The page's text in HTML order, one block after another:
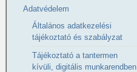
Adatvédelem
Általános adatkezelési
tájékoztató és szabályzat
Tájékoztató a tantermen
kívüli, digitális munkarendben